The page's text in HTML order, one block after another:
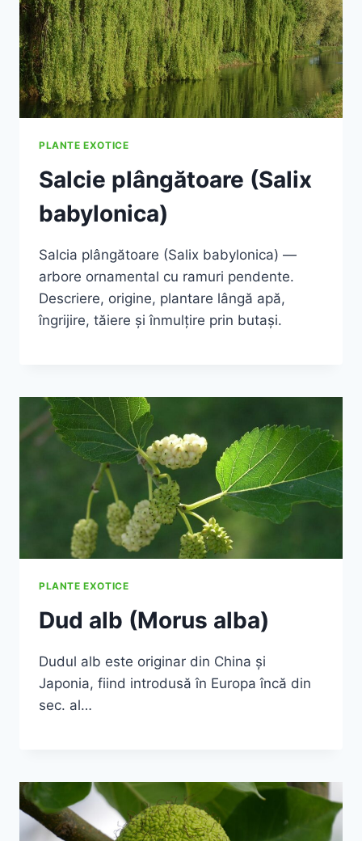
PLANTE EXOTICE
Salcie plângătoare (Salix
babylonica)
Salcia plângătoare (Salix babylonica) —
arbore ornamental cu ramuri pendente.
Descriere, origine, plantare lângă apă,
îngrijire, tăiere și înmulțire prin butași.
PLANTE EXOTICE
Dud alb (Morus alba)
Dudul alb este originar din China şi
Japonia, fiind introdusă în Europa încă din
sec. al…